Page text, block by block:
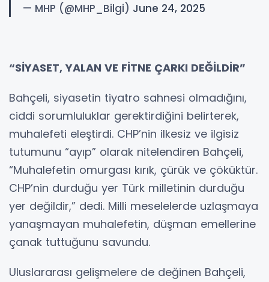
— MHP (@MHP_Bilgi) June 24, 2025
“SİYASET, YALAN VE FİTNE ÇARKI DEĞİLDİR”
Bahçeli, siyasetin tiyatro sahnesi olmadığını,
ciddi sorumluluklar gerektirdiğini belirterek,
muhalefeti eleştirdi. CHP’nin ilkesiz ve ilgisiz
tutumunu “ayıp” olarak nitelendiren Bahçeli,
“Muhalefetin omurgası kırık, çürük ve çöküktür.
CHP’nin durduğu yer Türk milletinin durduğu
yer değildir,” dedi. Milli meselelerde uzlaşmaya
yanaşmayan muhalefetin, düşman emellerine
çanak tuttuğunu savundu.
Uluslararası gelişmelere de değinen Bahçeli,